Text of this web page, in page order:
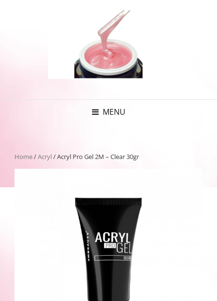
MENU
Home/Acryl/ Acryl Pro Gel 2M – Clear 30gr